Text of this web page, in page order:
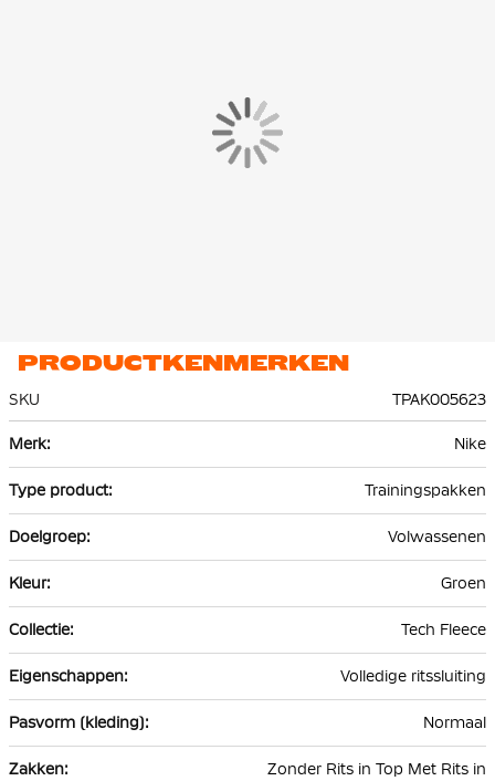
Het Nike Tech Fleece trainingspak is gemaakt van 53% katoen
en 47% polyester. Het premium, lichte fleece materiaal is glad
aan de binnen- en buitenkant en biedt veel warmte zonder
PRODUCTKENMERKEN
SKU
TPAK005623
informatie
Nike
Trainingspakken
Volwassenen
Groen
Tech Fleece
Volledige ritssluiting
Normaal
Zonder Rits in Top Met Rits in